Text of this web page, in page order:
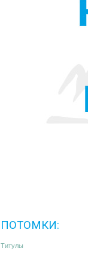
ПОТОМКИ:
Титулы